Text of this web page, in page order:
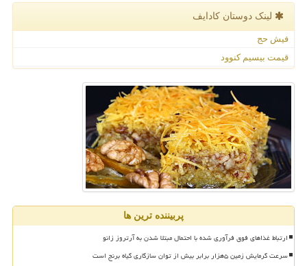
لینک دوستان كادایف
فیش حج
قیمت بیسیم کنوود
پربیننده ترین ها
ارتباط غذاهای فوق فرآوری شده با احتمال مبتلا شدن به آرتروز زانو
سرعت گرمایش زمین ۵هزار برابر بیش از توان سازگاری گیاه برنج است